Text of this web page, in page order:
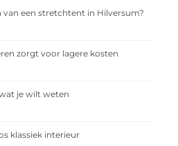
van een stretchtent in Hilversum?
zorgt voor lagere kosten
je wilt weten
klassiek interieur